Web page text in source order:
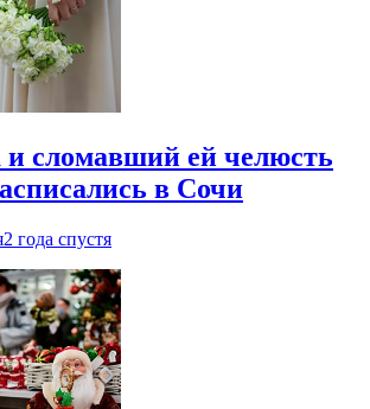
и сломавший ей челюсть
в Сочи
2 года спустя